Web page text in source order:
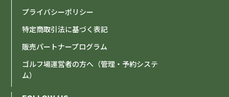
プライバシーポリシー
特定商取引法に基づく表記
販売パートナープログラム
ゴルフ場運営者の方へ（管理・予約システ
ム）